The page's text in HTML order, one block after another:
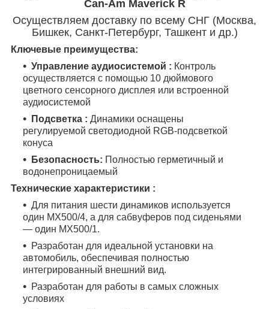
Can-Am Maverick R
Осуществляем доставку по всему СНГ (Москва,
Бишкек, Санкт-Петербург, Ташкент и др.)
Ключевые преимущества:
Управление аудиосистемой : Контроль
осуществляется с помощью 10 дюймового
цветного сенсорного дисплея или встроенной
аудиосистемой
Подсветка : Динамики оснащены
регулируемой светодиодной RGB-подсветкой
конуса
Безопасность: Полностью герметичный и
водонепроницаемый
Технические характеристики :
Для питания шести динамиков используется
один MX500/4, а для сабвуферов под сиденьями
— один MX500/1.
Разработан для идеальной установки на
автомобиль, обеспечивая полностью
интегрированный внешний вид.
Разработан для работы в самых сложных
условиях